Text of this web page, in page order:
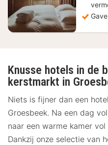
Knusse hotels in de
kerstmarkt in
Niets is fijner dan een
Groesbeek. Na een dag
naar een warme kamer
Dankzij onze selectie van